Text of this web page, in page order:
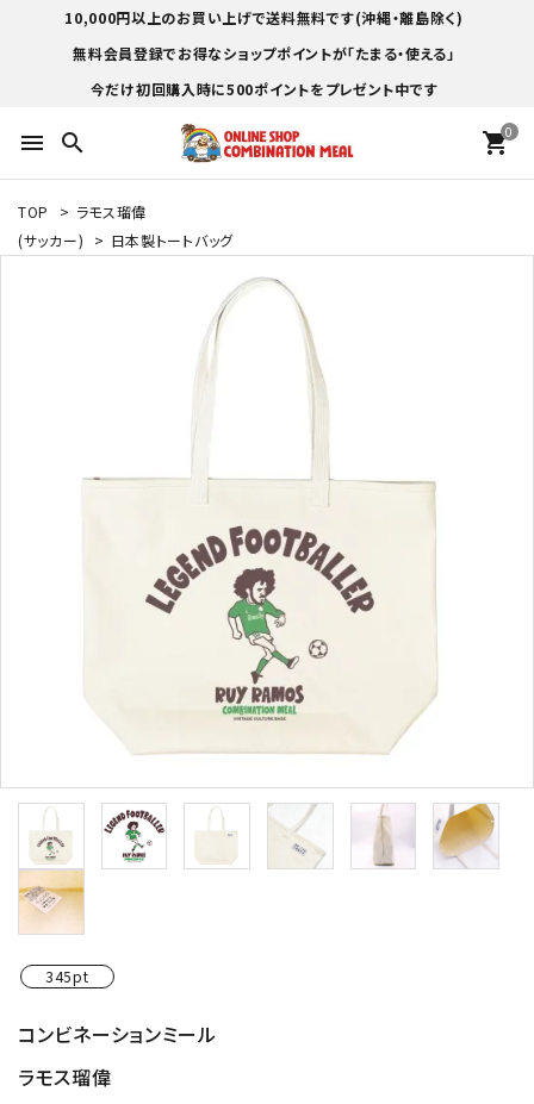
10,000円以上のお買い上げで送料無料です(沖縄・離島除く)
無料会員登録でお得なショップポイントが「たまる・使える」
今だけ初回購入時に500ポイントをプレゼント中です
menu search 0
shopping_cart
TOP > ラモス瑠偉
(サッカー)
> 日本製トートバッグ
345pt
コンビネーションミール
ラモス瑠偉